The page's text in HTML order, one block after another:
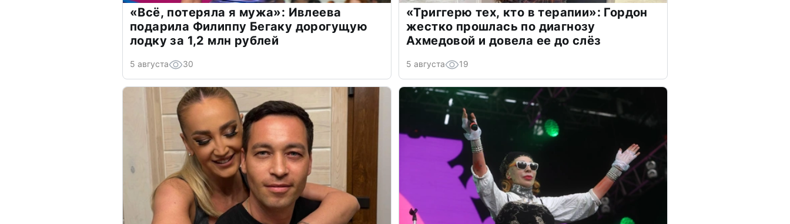
«Всё, потеряла я мужа»: Ивлеева
подарила Филиппу Бегаку дорогущую
лодку за 1,2 млн рублей
5 августа 30
«Триггерю тех, кто в терапии»: Гордон
жестко прошлась по диагнозу
Ахмедовой и довела ее до слёз
5 августа 19